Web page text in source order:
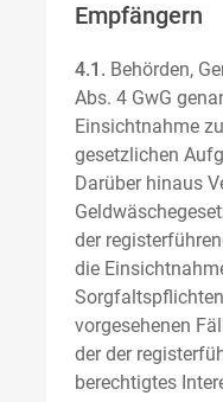
Empfängern
4.1. Behörden,
Abs. 4 GwG
Einsichtnahme
gesetzlichen
Darüber hinaus
der
die
vorgesehenen
der der
berechtigtes